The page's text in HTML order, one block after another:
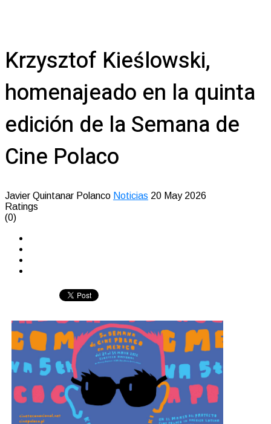
Krzysztof Kieślowski,
homenajeado en la quinta
edición de la Semana de
Cine Polaco
Javier Quintanar Polanco Noticias 20 May 2026
Ratings
(0)